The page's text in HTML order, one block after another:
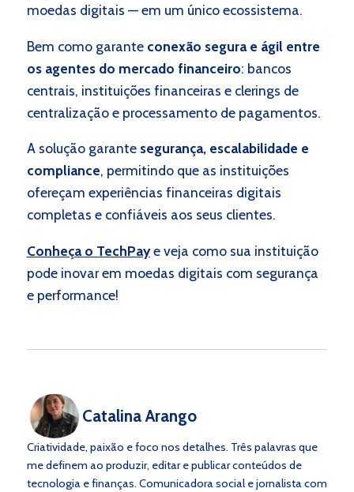
moedas digitais — em um único ecossistema.
Bem como garante conexão segura e ágil entre
os agentes do mercado financeiro: bancos
centrais, instituições financeiras e clerings de
centralização e processamento de pagamentos.
A solução garante segurança, escalabilidade e
compliance, permitindo que as instituições
ofereçam experiências financeiras digitais
completas e confiáveis aos seus clientes.
Conheça o TechPaye veja como sua instituição
pode inovar em moedas digitais com segurança
e performance!
Catalina Arango
Criatividade, paixão e foco nos detalhes. Três palavras que
me definem ao produzir, editar e publicar conteúdos de
tecnologia e finanças. Comunicadora social e jornalista com